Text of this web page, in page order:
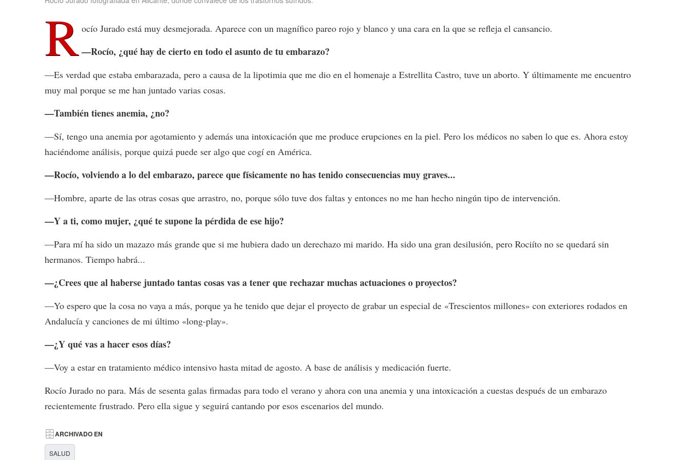
R ocío Jurado está muy desmejorada. Aparece con un magnífico pareo rojo y blanco y una cara en la que se refleja el cansancio.
—Rocío, ¿qué hay de cierto en todo el asunto de tu embarazo?
—Es verdad que estaba embarazada, pero a causa de la lipotimia que me dio en el homenaje a Estrellita Castro, tuve un aborto. Y últimamente me encuentro
muy mal porque se me han juntado varias cosas.
—También tienes anemia, ¿no?
—Sí, tengo una anemia por agotamiento y además una intoxicación que me produce erupciones en la piel. Pero los médicos no saben lo que es. Ahora estoy
haciéndome análisis, porque quizá puede ser algo que cogí en América.
—Rocío, volviendo a lo del embarazo, parece que físicamente no has tenido consecuencias muy graves...
—Hombre, aparte de las otras cosas que arrastro, no, porque sólo tuve dos faltas y entonces no me han hecho ningún tipo de intervención.
—Y a ti, como mujer, ¿qué te supone la pérdida de ese hijo?
—Para mí ha sido un mazazo más grande que si me hubiera dado un derechazo mi marido. Ha sido una gran desilusión, pero Rociíto no se quedará sin
hermanos. Tiempo habrá...
—¿Crees que al haberse juntado tantas cosas vas a tener que rechazar muchas actuaciones o proyectos?
—Yo espero que la cosa no vaya a más, porque ya he tenido que dejar el proyecto de grabar un especial de «Trescientos millones» con exteriores rodados en
Andalucía y canciones de mi último «long-play».
—¿Y qué vas a hacer esos días?
—Voy a estar en tratamiento médico intensivo hasta mitad de agosto. A base de análisis y medicación fuerte.
Rocío Jurado no para. Más de sesenta galas firmadas para todo el verano y ahora con una anemia y una intoxicación a cuestas después de un embarazo
recientemente frustrado. Pero ella sigue y seguirá cantando por esos escenarios del mundo.
ARCHIVADO EN
SALUD